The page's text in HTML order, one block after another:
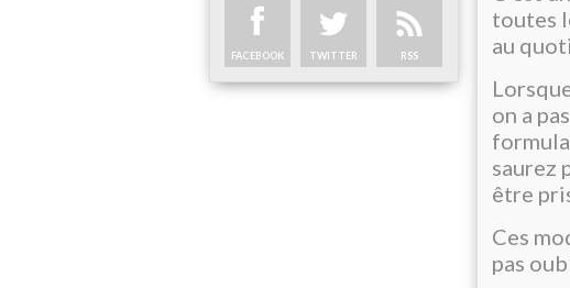
FACEBOOK TWITTER RSS
toutes
au
on a
saurez
être
Ces
pas